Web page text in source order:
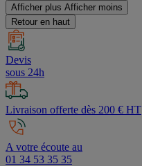
Afficher plus Afficher moins
Retour en haut
Devis
sous 24h
Livraison offerte dès 200 € HT
A votre écoute au
01 34 53 35 35